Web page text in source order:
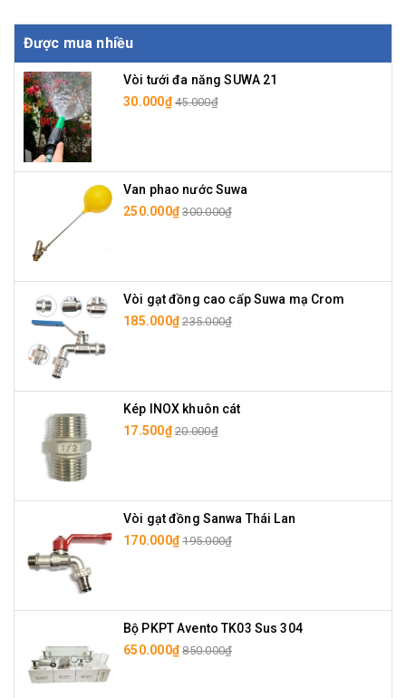
Được mua nhiều
Vòi tưới đa năng SUWA 21
30.000₫ 45.000₫
Van phao nước Suwa
250.000₫ 300.000₫
Vòi gạt đồng cao cấp Suwa mạ Crom
185.000₫ 235.000₫
Kép INOX khuôn cát
17.500₫ 20.000₫
Vòi gạt đồng Sanwa Thái Lan
170.000₫ 195.000₫
Bộ PKPT Avento TK03 Sus 304
650.000₫ 850.000₫